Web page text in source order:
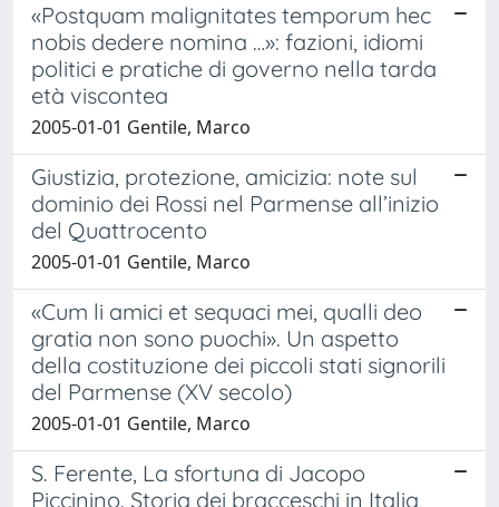
«Postquam malignitates temporum hec
nobis dedere nomina …»: fazioni, idiomi
politici e pratiche di governo nella tarda
età viscontea
2005-01-01 Gentile, Marco
Giustizia, protezione, amicizia: note sul
dominio dei Rossi nel Parmense all’inizio
del Quattrocento
2005-01-01 Gentile, Marco
«Cum li amici et sequaci mei, qualli deo
gratia non sono puochi». Un aspetto
della costituzione dei piccoli stati signorili
del Parmense (XV secolo)
2005-01-01 Gentile, Marco
S. Ferente, La sfortuna di Jacopo
Piccinino. Storia dei bracceschi in Italia,